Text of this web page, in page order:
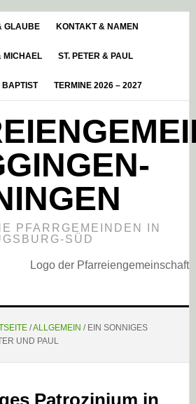
GLAUBE KONTAKT & NAMEN
MICHAEL ST. PETER & PAUL
BAPTIST TERMINE 2026 – 2027
PFARRGEMEINDEN IN
SÜD
/ALLGEMEIN /EIN SONNIGES
UND PAUL
Patrozinium in